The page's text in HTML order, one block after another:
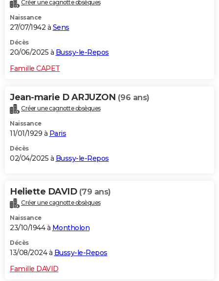
Destinations
City break
Voyage nature
Voyage de noces
Forum
Climat
+PHOTO
GUIDES D'ACHAT
BONS PLANS
CARTE DE VOEUX
Dictionnaire
Biographies
Citations
Expressions
Proverbes
PROGRAMME TV
COPAINS D'AVANT
S'inscrire
Se connecter
Lycées
Collèges
Primaires
Universités
Entreprises
Service militaire
Avis de recherche
AVIS DE DÉCÈS
Créer une cagnotte obsèques
Naissance
27/07/1942 à Sens
Décès
20/06/2025 à Bussy-le-Repos
Famille CAPET
Jean-marie D ARJUZON (96 ans)
Créer une cagnotte obsèques
Naissance
11/01/1929 à Paris
Décès
02/04/2025 à Bussy-le-Repos
Heliette DAVID (79 ans)
Créer une cagnotte obsèques
Naissance
23/10/1944 à Montholon
Décès
13/08/2024 à Bussy-le-Repos
Famille DAVID